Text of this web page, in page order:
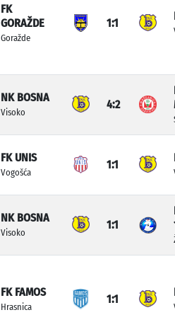
FK
GORAŽDE
Goražde
1:1
NK BOSNA
Visoko
4:2
FK UNIS
Vogošća
1:1
NK BOSNA
Visoko
1:1
FK FAMOS
Hrasnica
1:1